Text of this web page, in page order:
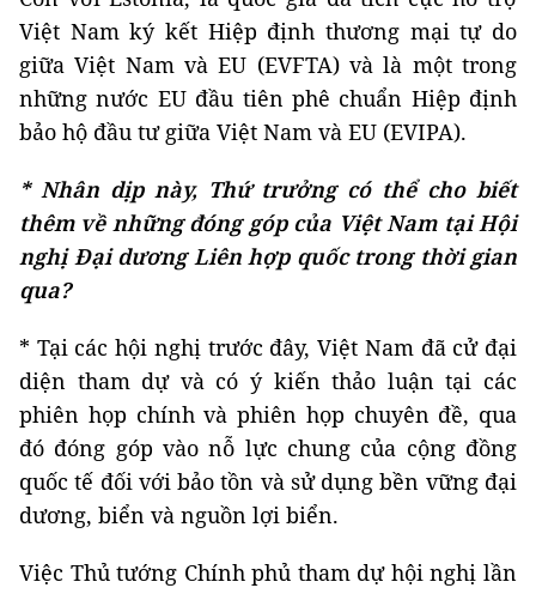
Việt Nam ký kết Hiệp định thương mại tự do
giữa Việt Nam và EU (EVFTA) và là một trong
những nước EU đầu tiên phê chuẩn Hiệp định
bảo hộ đầu tư giữa Việt Nam và EU (EVIPA).
* Nhân dịp này, Thứ trưởng có thể cho biết
thêm về những đóng góp của Việt Nam tại Hội
nghị Đại dương Liên hợp quốc trong thời gian
qua?
* Tại các hội nghị trước đây, Việt Nam đã cử đại
diện tham dự và có ý kiến thảo luận tại các
phiên họp chính và phiên họp chuyên đề, qua
đó đóng góp vào nỗ lực chung của cộng đồng
quốc tế đối với bảo tồn và sử dụng bền vững đại
dương, biển và nguồn lợi biển.
Việc Thủ tướng Chính phủ tham dự hội nghị lần